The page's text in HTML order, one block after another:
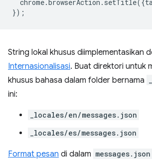
chrome.browserAction . setTitle({
});
String lokal khusus diimplementasikan
Internasionalisasi. Buat direktori untuk
khusus bahasa dalam folder bernama
ini:
_locales/en/messages.json
_locales/es/messages.json
Format pesan di dalam messages.json